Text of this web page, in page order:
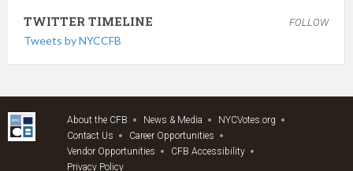
TWITTER TIMELINE FOLLOW
Tweets by NYCCFB
About the CFB News & Media
NYCVotes.org
Contact Us
Career Opportunities
Vendor Opportunities
CFB Accessibility
Privacy Policy